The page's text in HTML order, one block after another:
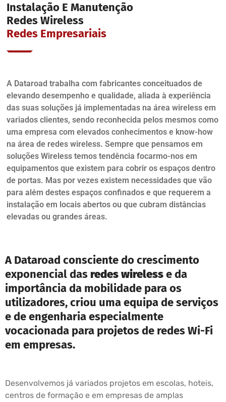
Instalação E Manutenção
Redes Wireless
Redes Empresariais
A Dataroad trabalha com fabricantes conceituados de
elevando desempenho e qualidade, aliada à experiência
das suas soluções já implementadas na área wireless em
variados clientes, sendo reconhecida pelos mesmos como
uma empresa com elevados conhecimentos e know-how
na área de redes wireless. Sempre que pensamos em
soluções Wireless temos tendência focarmo-nos em
equipamentos que existem para cobrir os espaços dentro
de portas. Mas por vezes existem necessidades que vão
para além destes espaços confinados e que requerem a
instalação em locais abertos ou que cubram distâncias
elevadas ou grandes áreas.
A Dataroad consciente do crescimento
exponencial das redes wirelesse da
importância da mobilidade para os
utilizadores, criou uma equipa de serviços
e de engenharia especialmente
vocacionada para projetos de redes Wi-Fi
em empresas.
Desenvolvemos já variados projetos em escolas, hoteis,
centros de formação e em empresas de amplas